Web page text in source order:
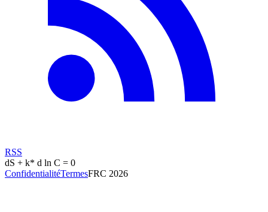
RSS
dS + k* d ln C = 0
ConfidentialitéTermesFRC 2026